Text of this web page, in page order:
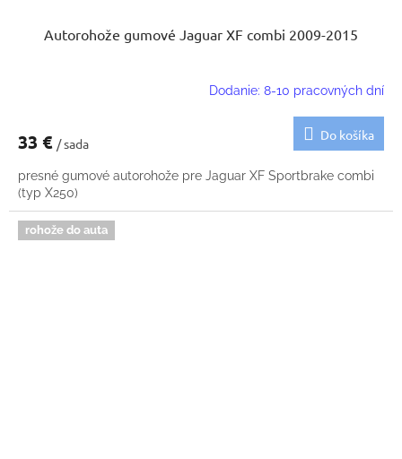
Autorohože gumové Jaguar XF combi 2009-2015
Dodanie: 8-10 pracovných dní
33 € / sada
Do košíka
presné gumové autorohože pre Jaguar XF Sportbrake combi
(typ X250)
rohože do auta